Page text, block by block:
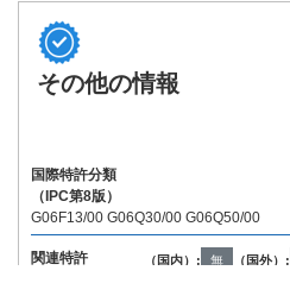
その他の情報
国際特許分類
（IPC第8版）
G06F13/00 G06Q30/00 G06Q50/00
関連特許 （国内）: 無 （国外）: